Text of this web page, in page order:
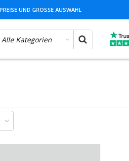
UND GROSSE AUSWAHL